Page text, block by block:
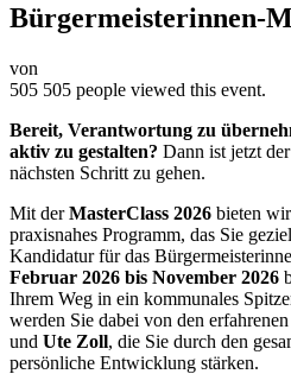
Bürgermeisterinnen-
von
505 505 people viewed this event.
Bereit, Verantwortung zu
aktiv zu gestalten? Dann ist jetzt
nächsten Schritt zu gehen.
Mit derMasterClass 2026 bieten
praxisnahes Programm, das Sie
Kandidatur für das
Februar 2026 bis November 2026
Ihrem Weg in ein kommunales
werden Sie dabei von den
und Ute Zoll, die Sie durch den
persönliche Entwicklung stärken.